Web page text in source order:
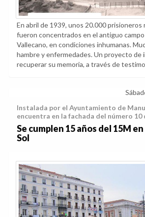
En abril de 1939, unos 20.000 prisioneros
fueron concentrados en el antiguo campo
Vallecano, en condiciones inhumanas.
hambre y enfermedades. Un proyecto de
recuperar su memoria, a través de
Instalada por el Ayuntamiento de
encuentra en la fachada del número 10
Se cumplen 15 años del 15M
Sol